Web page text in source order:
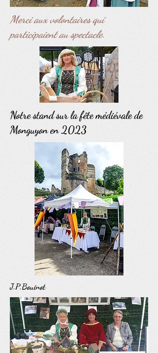
Merci aux volontaires qui
participaient au spectacle.
Notre stand sur la fête médiévale de
Monguyon en 2023
J.P.Bouinot